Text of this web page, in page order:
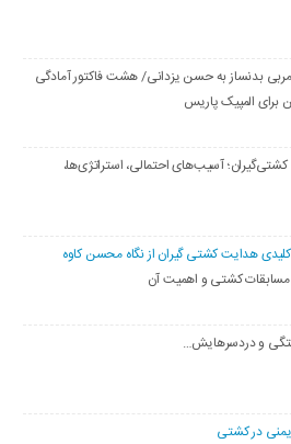
بدنساز به حسن یزدانی/ هشت فاکتور آمادگی
المپیک پاریس
آسیب‌های احتمالی، استراتژی‌ها،
هدایت کشتی گیران از نگاه محسن کاوه
کشتی و اهمیت آن
و دردسرهایش…
در کشتی